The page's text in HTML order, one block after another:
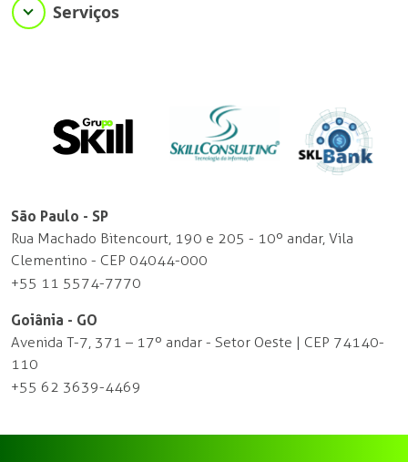
Serviços
São Paulo - SP
Rua Machado Bitencourt, 190 e 205 - 10º andar, Vila
Clementino - CEP 04044-000
+55 11 5574-7770
Goiânia - GO
Avenida T-7, 371 – 17º andar - Setor Oeste | CEP 74140-
110
+55 62 3639-4469